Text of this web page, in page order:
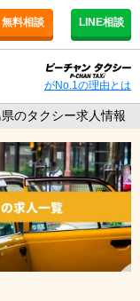
無料相談 LINE相談
がNo.1の理由とは
のタクシー求人情報